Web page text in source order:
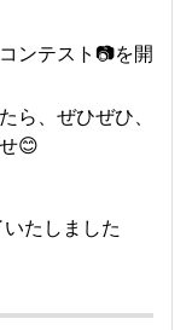
ンテスト📷を開
ら、ぜひぜひ、
😊
たしました​